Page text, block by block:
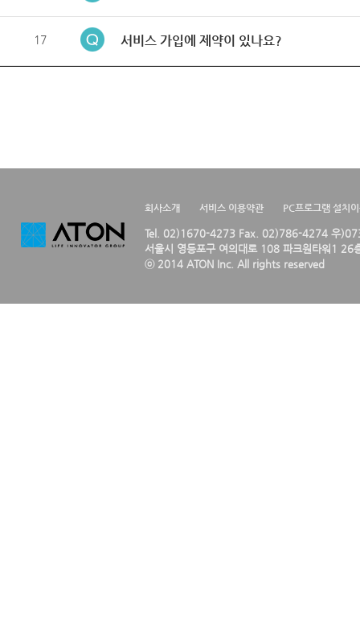
17 서비스 가입에 제약이 있나요?
회사소개 서비스 이용약관 PC프로그램 설치
Tel. 02)1670-4273 Fax. 02)786-4274 우
서울시 영등포구 여의대로 108 파크원타워1 26
ⓒ 2014 ATON Inc. All rights reserved